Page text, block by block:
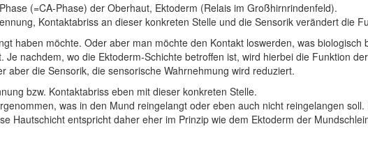
(=CA-Phase) der Oberhaut, Ektoderm (Relais im Großhirnrindenfeld).
Kontaktabriss an dieser konkreten Stelle und die Sensorik verändert die
haben möchte. Oder aber man möchte den Kontakt loswerden, was
nachdem, wo die Ektoderm-Schichte betroffen ist, wird hierbei die Funktion
aber die Sensorik, die sensorische Wahrnehmung wird reduziert.
bzw. Kontaktabriss eben mit dieser konkreten Stelle.
was in den Mund reingelangt oder eben auch nicht reingelangen
Hautschicht entspricht daher eher im Prinzip wie dem Ektoderm der